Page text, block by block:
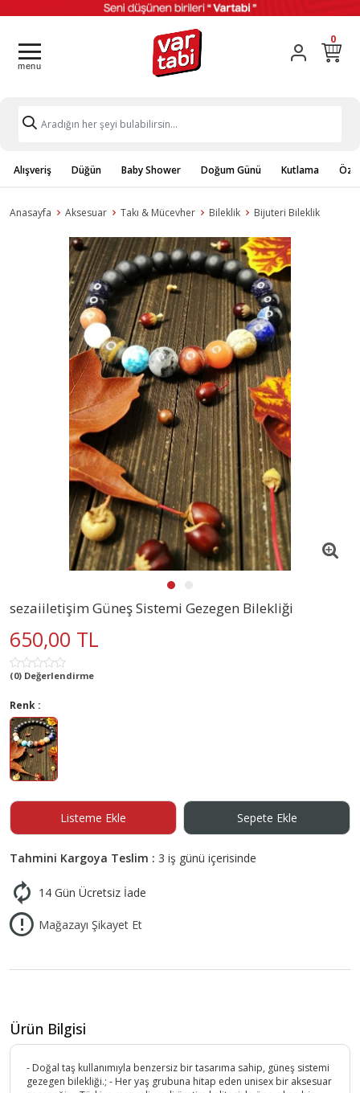
0
Alışveriş Düğün Baby Shower Doğum Günü Kutlama
Anasayfa Aksesuar Takı & Mücevher Bileklik Bijuteri Bileklik
sezaiiletişim Güneş Sistemi Gezegen Bilekliği
650,00 TL
(0) Değerlendirme
Renk :
Listeme Ekle Sepete Ekle
Tahmini Kargoya Teslim : 3 iş günü içerisinde
14 Gün Ücretsiz İade
Mağazayı Şikayet Et
Ürün Bilgisi
- Doğal taş kullanımıyla benzersiz bir tasarıma sahip, güneş sistemi
gezegen bilekliği.; - Her yaş grubuna hitap eden unisex bir aksesuar